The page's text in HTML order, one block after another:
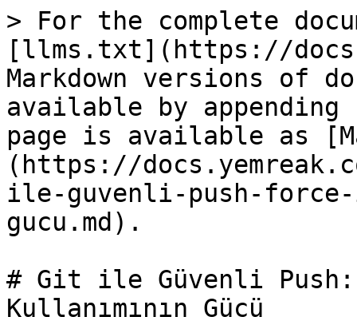
> For the complete
[llms.txt](https://
Markdown versions of
available by
page is available as
(https://
ile-guvenli-push-
gucu.md).
# Git ile Güvenli
Kullanımının Gücü